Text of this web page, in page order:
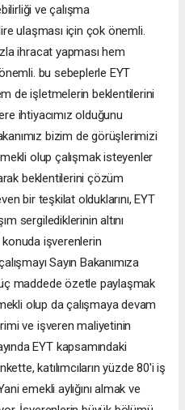
ve çalışma
ulaşması için çok önemli.
ihracat yapması hem
bu sebeplerle EYT
de işletmelerin beklentilerini
ihtiyacımız olduğunu
bizim de görüşlerimizi
olup çalışmak isteyenler
beklentilerini çözüm
bir teşkilat olduklarını, EYT
sergilediklerinin altını
konuda işverenlerin
Sayın Bakanımıza
maddede özetle paylaşmak
olup da çalışmaya devam
ve işveren maliyetinin
EYT kapsamındaki
katılımcıların yüzde 80'i iş
emekli aylığını almak ve